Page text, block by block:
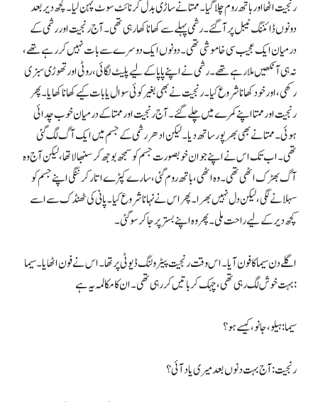
رنجیت اٹھا اور باتھ روم چلا گیا۔ ممتا نے ساڑی بدل کر نائٹ سوٹ پہن لیا۔ کچھ دیر بعد
دونوں ڈائننگ ٹیبل پر آگئے۔ رشمی پہلے سے کھانا کھا رہی تھی۔ آج رنجیت اور رشمی کے
درمیان ایک عجیب سی خاموشی تھی۔ دونوں ایک دوسرے سے بات نہیں کر رہے تھے،
نہ ہی آنکھیں ملا رہے تھے۔ رشمی نے اپنے پاپا کے لیے پلیٹ لگائی، روٹی اور تھوڑی سبزی
رکھی، اور خود کھانا شروع کیا۔ رنجیت نے بھی بغیر کوئی سوال یا بات کیے کھانا کھایا۔ پھر
رنجیت اور ممتا اپنے کمرے میں چلے گئے۔ آج رنجیت اور ممتا کے درمیان خوب چدائی
ہوئی۔ ممتا نے بھی بھرپور ساتھ دیا۔ لیکن ادھر رشمی کے جسم میں ایک آگ لگ گئی
تھی۔ اب تک اس نے اپنے جوان خوبصورت جسم کو سمجھ بوجھ کر سنبھالا تھا، لیکن آج وہ
آگ بھڑک اٹھی تھی۔ وہ اٹھی، باتھ روم گئی، سارے کپڑے اتار کر ننگی اپنے جسم کو
سہلانے لگی، لیکن دل نہیں بھرا۔ پھر اس نے نہانا شروع کیا۔ پانی کی ٹھنڈک سے اسے
کچھ دیر کے لیے راحت ملی۔ پھر وہ اپنے بستر پر جا کر سو گئی۔
اگلے دن سیما کا فون آیا۔ اس وقت رنجیت پیٹرولنگ ڈیوٹی پر تھا۔ اس نے فون اٹھایا۔ سیما
بہت خوش لگ رہی تھی، چہک کر باتیں کر رہی تھی۔ ان کا مکالمہ یہ ہے:
سیما: ہیلو، جانو، کیسے ہو؟
رنجیت: آج بہت دنوں بعد میری یاد آئی؟